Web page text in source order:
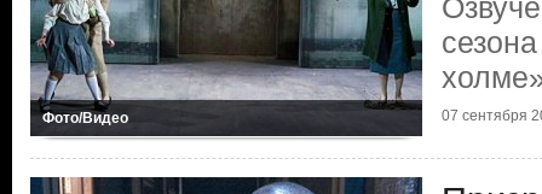
Фото/Видео 07 сентября